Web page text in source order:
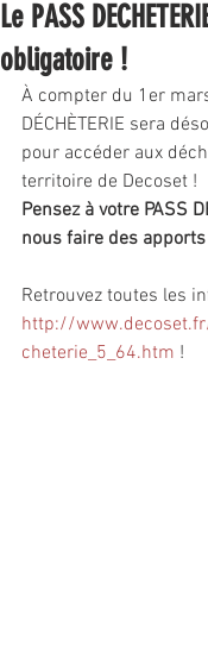
Le PASS
obligatoire !
À compter du 1er
DÉCHÈTERIE sera
pour accéder aux
territoire de Decoset !
Pensez à votre PASS
nous faire des apports
Retrouvez toutes les
http://
cheterie_5_64.htm !